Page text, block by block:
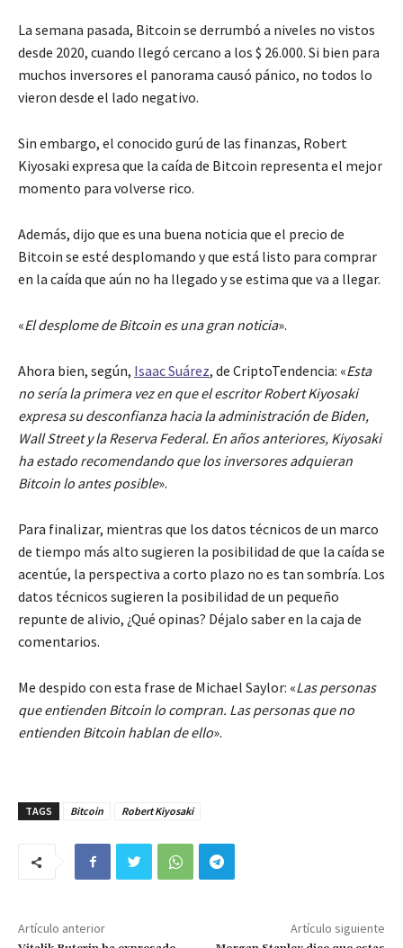
La semana pasada, Bitcoin se derrumbó a niveles no vistos
desde 2020, cuando llegó cercano a los $ 26.000. Si bien para
muchos inversores el panorama causó pánico, no todos lo
vieron desde el lado negativo.
Sin embargo, el conocido gurú de las finanzas, Robert
Kiyosaki expresa que la caída de Bitcoin representa el mejor
momento para volverse rico.
Además, dijo que es una buena noticia que el precio de
Bitcoin se esté desplomando y que está listo para comprar
en la caída que aún no ha llegado y se estima que va a llegar.
«El desplome de Bitcoin es una gran noticia».
Ahora bien, según, Isaac Suárez, de CriptoTendencia: «Esta
no sería la primera vez en que el escritor Robert Kiyosaki
expresa su desconfianza hacia la administración de Biden,
Wall Street y la Reserva Federal. En años anteriores, Kiyosaki
ha estado recomendando que los inversores adquieran
Bitcoin lo antes posible».
Para finalizar, mientras que los datos técnicos de un marco
de tiempo más alto sugieren la posibilidad de que la caída se
acentúe, la perspectiva a corto plazo no es tan sombría. Los
datos técnicos sugieren la posibilidad de un pequeño
repunte de alivio, ¿Qué opinas? Déjalo saber en la caja de
comentarios.
Me despido con esta frase de Michael Saylor: «Las personas
que entienden Bitcoin lo compran. Las personas que no
entienden Bitcoin hablan de ello».
TAGS Bitcoin Robert Kiyosaki
Artículo anterior Artículo siguiente